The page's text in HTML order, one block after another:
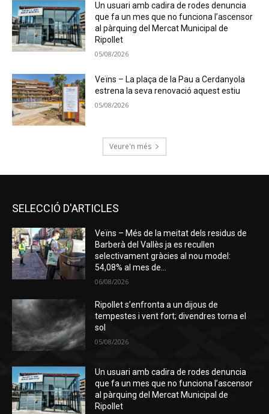
Un usuari amb cadira de rodes denuncia
que fa un mes que no funciona l’ascensor
al pàrquing del Mercat Municipal de
Ripollet
05/08/2026
Veïns – La plaça de la Pau a Cerdanyola
estrena la seva renovació aquest estiu
05/08/2026
Veure'n més
SELECCIÓ D'ARTICLES
Veïns – Més de la meitat dels residus de
Barberà del Vallès ja es recullen
selectivament gràcies al nou model:
54,08% al mes de...
06/08/2026
Ripollet s’enfronta a un dijous de
tempestes i vent fort; divendres torna el
sol
05/08/2026
Un usuari amb cadira de rodes denuncia
que fa un mes que no funciona l’ascensor
al pàrquing del Mercat Municipal de
Ripollet